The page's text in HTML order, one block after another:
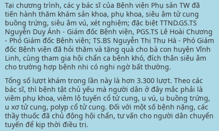
Tại chương trình, các y bác sĩ của Bệnh viện Phụ sản TW đã
tiến hành thăm khám sản khoa, phụ khoa, siêu âm tử cung
buồng trứng, siêu âm vú, xét nghiệm; đặc biệt TTND.GS.TS
Nguyễn Duy Ánh - Giám đốc Bệnh viện, PGS.TS Lê Hoài Chương
- Phó Giám đốc Bệnh viện; TS.BS Nguyễn Thị Thu Hà - Phó Giám
đốc Bệnh viện đã hỏi thăm và tặng quà cho bà con huyện Vĩnh
Linh, cùng tham gia hội chẩn ca bệnh khó, đích thân siêu âm
cho trường hợp bệnh nhi có nghi ngờ bất thường.
Tổng số lượt khám trong lần này là hơn 3.300 lượt. Theo các
bác sĩ, thì bệnh tật chủ yếu mà người dân ở đây mắc phải là
viêm phụ khoa, viêm lộ tuyến cổ tử cung, u vú, u buồng trứng,
u xơ tử cung, polyp cổ tử cung. Đối với một số bệnh nặng, các
thầy thuốc đã chủ động hội chẩn, tư vấn cho người dân chuyển
tuyến để kịp thời điều trị.